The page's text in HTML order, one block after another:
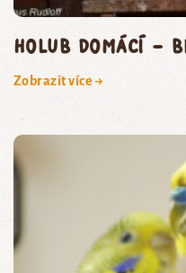
holub domácí –
Zobrazit více →